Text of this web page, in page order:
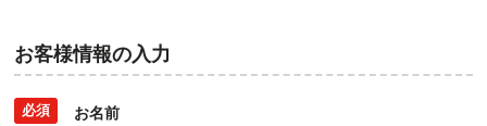
お客様情報の入力
お名前